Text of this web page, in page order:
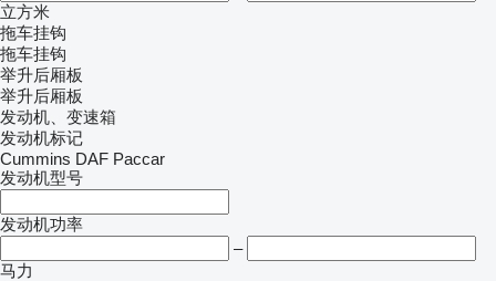
立方米
拖车挂钩
拖车挂钩
举升后厢板
举升后厢板
发动机、变速箱
发动机标记
Cummins DAF Paccar
发动机型号
发动机功率
–
马力